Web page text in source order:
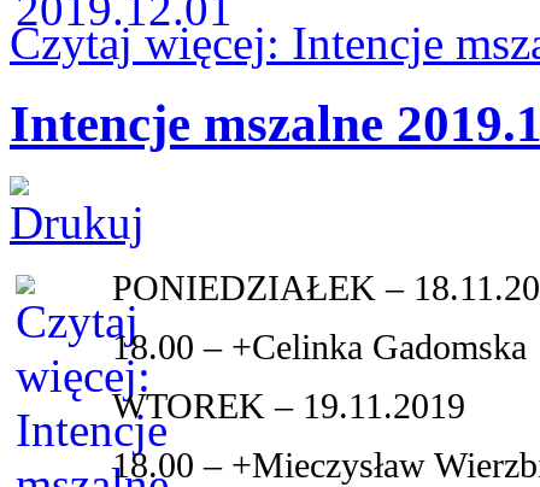
Czytaj więcej: Intencje
Intencje mszalne
PONIEDZIAŁEK –
18.00 – +Celinka Gadomska
WTOREK – 19.11.2019
18.00 – +Mieczysław